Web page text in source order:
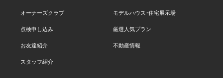
オーナーズクラブ
点検申し込み
お友達紹介
スタッフ紹介
モデルハウス・住宅展示場
厳選人気プラン
不動産情報